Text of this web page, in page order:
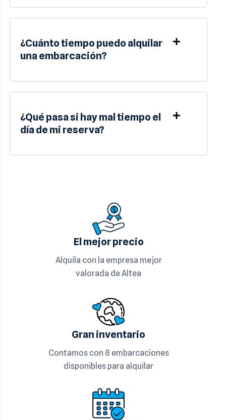
¿Cuánto tiempo puedo alquilar
una embarcación?
¿Qué pasa si hay mal tiempo el
día de mi reserva?
El mejor precio
Alquila con la empresa mejor
valorada de Altea
Gran inventario
Contamos con 8 embarcaciones
disponibles para alquilar